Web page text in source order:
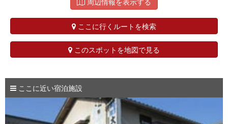
周辺情報を表示する
ここに行くルートを検索
このスポットを地図で見る
ここに近い宿泊施設